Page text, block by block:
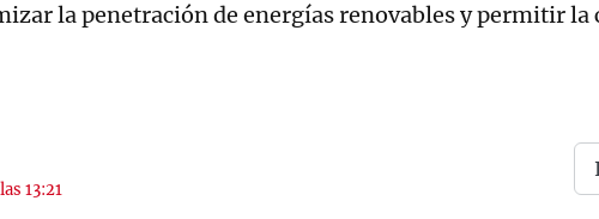
la penetración de energías renovables y permitir la
13:21